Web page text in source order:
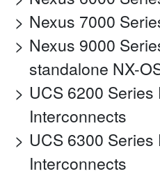
Nexus 7000
Nexus 9000
standalone NX-
UCS 6200 Series
Interconnects
UCS 6300 Series
Interconnects